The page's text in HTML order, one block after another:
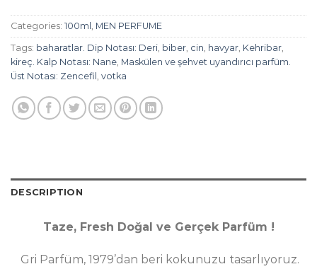
Categories: 100ml MEN PERFUME
Tags: baharatlar. Dip Notası: Deri biber cin havyar Kehribar
kireç. Kalp Notası: Nane Maskülen ve şehvet uyandırıcı parfüm.
Üst Notası: Zencefil
votka
DESCRIPTION
Taze, Fresh Doğal ve Gerçek Parfüm !
Gri Parfüm, 1979’dan beri kokunuzu tasarlıyoruz.